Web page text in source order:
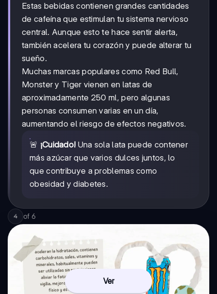
Estas bebidas contienen grandes cantidades
de cafeína que estimulan tu sistema nervioso
central. Aunque esto te hace sentir alerta,
también acelera tu corazón y puede alterar tu
sueño.
Muchas marcas populares como Red Bull,
Monster y Tiger vienen en latas de
aproximadamente 250 ml, pero algunas
personas consumen varias en un día,
aumentando el riesgo de efectos negativos.
🚨 ¡Cuidado! Una sola lata puede contener
más azúcar que varios dulces juntos, lo
que contribuye a problemas como
obesidad y diabetes.
4 of 6
Ver